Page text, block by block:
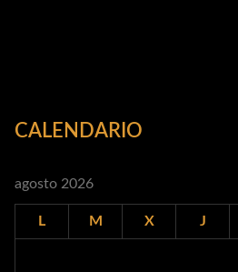
CALENDARIO
agosto 2026
L M X J